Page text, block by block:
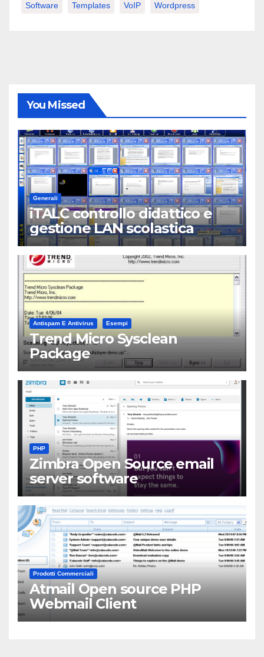
Software Templates VoIP Wordpress
You Missed
Generali
iTALC controllo didattico e
gestione LAN scolastica
Antispam E Antivirus Esempi
Trend Micro Sysclean
Package
PHP
Zimbra Open Source email
server software
Prodotti Commerciali
Atmail Open source PHP
Webmail Client